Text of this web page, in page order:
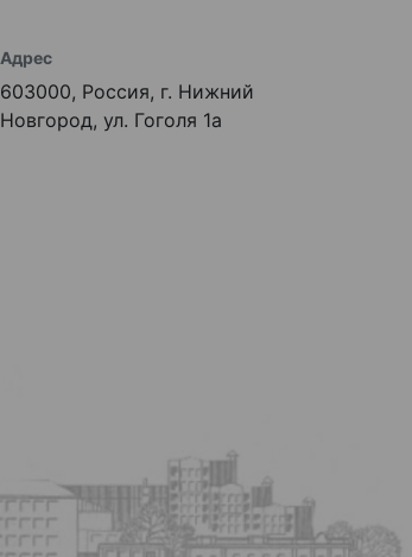
Адрес
603000, Россия, г. Нижний
Новгород, ул. Гоголя 1а